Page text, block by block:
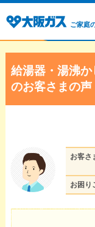
ご家庭
給湯器・湯沸
のお客さまの声
お客さ
お困り